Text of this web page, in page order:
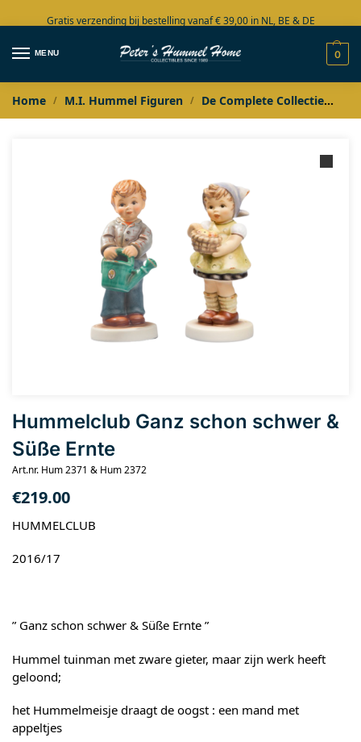
Gratis verzending bij bestelling vanaf € 39,00 in NL, BE & DE
Grote collectie in voorraad
MENU 0
Home / M.I. Hummel Figuren / De Complete Collectie
Hummelclub Ganz schon schwer &
Süße Ernte
Art.nr. Hum 2371 & Hum 2372
€219.00
HUMMELCLUB
2016/17
” Ganz schon schwer & Süße Ernte ”
Hummel tuinman met zware gieter, maar zijn werk heeft
geloond;
het Hummelmeisje draagt de oogst : een mand met
appeltjes